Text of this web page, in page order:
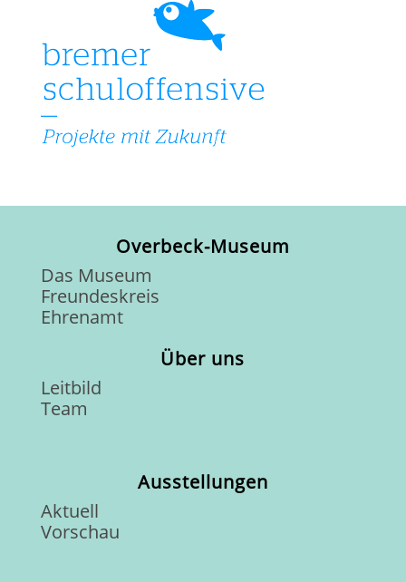
Overbeck-Museum
Das Museum
Freundeskreis
Ehrenamt
Über uns
Leitbild
Team
Ausstellungen
Aktuell
Vorschau